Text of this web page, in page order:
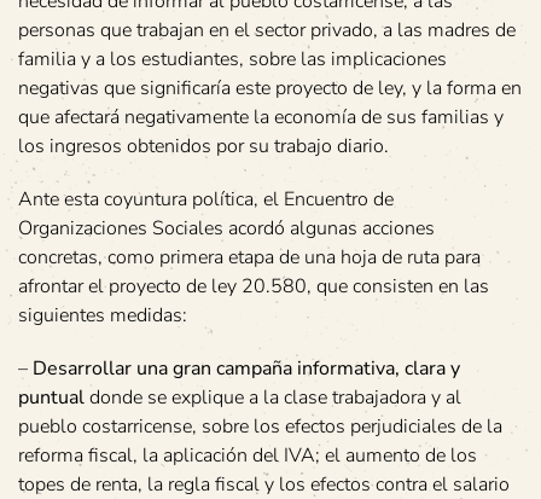
personas que trabajan en el sector privado, a las madres de
familia y a los estudiantes, sobre las implicaciones
negativas que significaría este proyecto de ley, y la forma en
que afectará negativamente la economía de sus familias y
los ingresos obtenidos por su trabajo diario.
Ante esta coyuntura política, el Encuentro de
Organizaciones Sociales acordó algunas acciones
concretas, como primera etapa de una hoja de ruta para
afrontar el proyecto de ley 20.580, que consisten en las
siguientes medidas:
– Desarrollar una gran campaña informativa, clara y
puntualdonde se explique a la clase trabajadora y al
pueblo costarricense, sobre los efectos perjudiciales de la
reforma fiscal, la aplicación del IVA; el aumento de los
topes de renta, la regla fiscal y los efectos contra el salario